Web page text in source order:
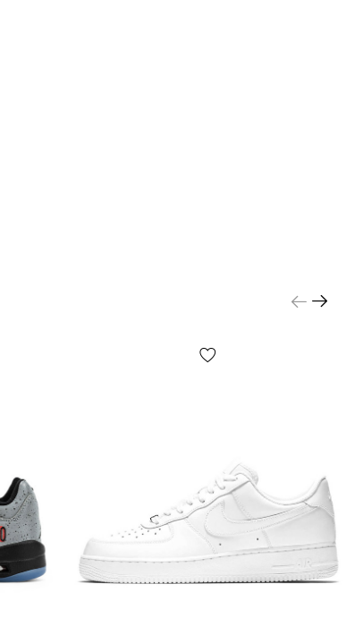
сайте представлена обобщенная размерная
размера конкретной модели следует
а где женское?
— унисекс, выбирайте исходя из
и размера (длины) Вашей стопы.